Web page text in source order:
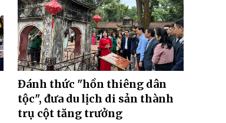
Đánh thức "hồn thiêng dân
tộc", đưa du lịch di sản thành
trụ cột tăng trưởng